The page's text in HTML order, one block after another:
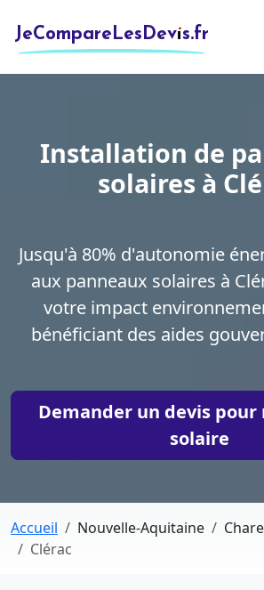
JeCompareLesDevis.fr
Installation de
solaires à
Jusqu'à 80% d'autonomie
aux panneaux solaires à
votre impact
bénéficiant des aides
Demander un devis
solaire
Accueil Nouvelle-Aquitaine
Clérac